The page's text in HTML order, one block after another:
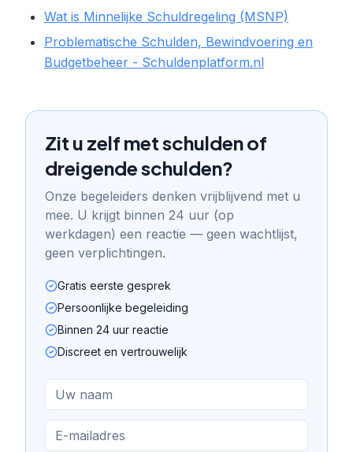
Wat is Minnelijke Schuldregeling (MSNP)
Problematische Schulden, Bewindvoering en
Budgetbeheer - Schuldenplatform.nl
Zit u zelf met schulden of
dreigende schulden?
Onze begeleiders denken vrijblijvend met u
mee. U krijgt binnen 24 uur (op
werkdagen) een reactie — geen wachtlijst,
geen verplichtingen.
Gratis eerste gesprek
Persoonlijke begeleiding
Binnen 24 uur reactie
Discreet en vertrouwelijk